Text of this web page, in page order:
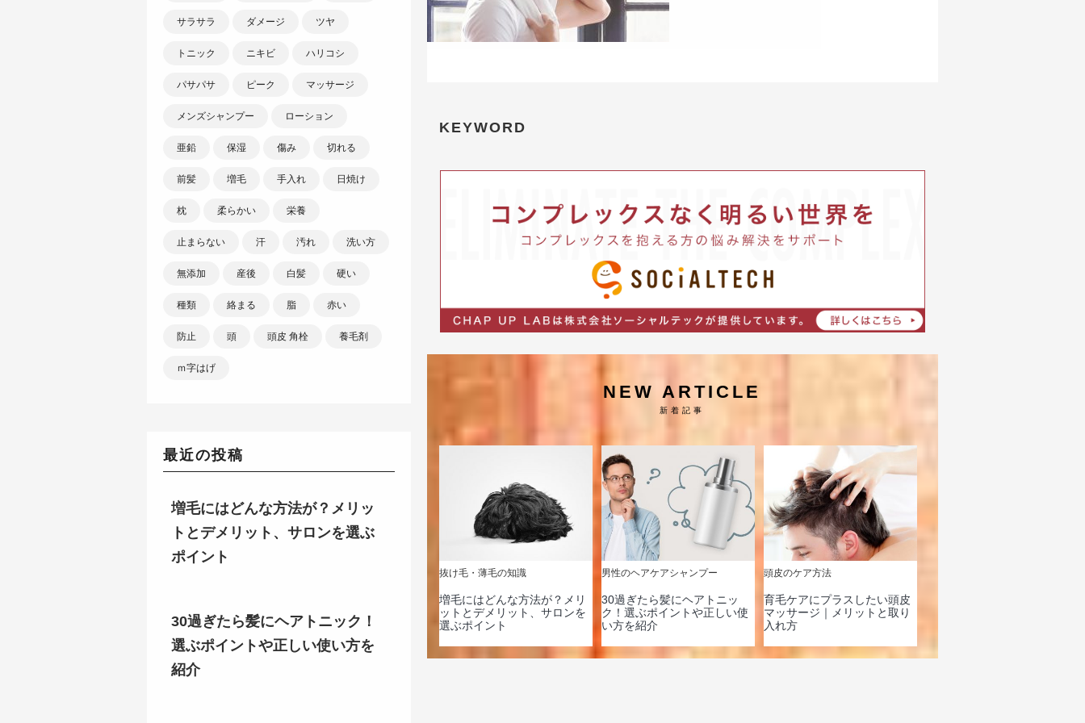
KEYWORD
NEW ARTICLE
新着記事
抜け毛・薄毛の知識
増毛にはどんな方法が？メリ
ットとデメリット、サロンを
選ぶポイント
男性のヘアケアシャンプー
30過ぎたら髪にヘアトニッ
ク！選ぶポイントや正しい使
い方を紹介
頭皮のケア方法
育毛ケアにプラスしたい頭皮
マッサージ｜メリットと取り
入れ方
サラサラ ダメージ ツヤ
トニック ニキビ ハリコシ
パサパサ ピーク マッサージ
メンズシャンプー ローション
亜鉛 保湿 傷み 切れる
前髪 増毛 手入れ 日焼け
枕 柔らかい 栄養
止まらない 汗 汚れ 洗い方
無添加 産後 白髪 硬い
種類 絡まる 脂 赤い
防止 頭 頭皮 角栓 養毛剤
ｍ字はげ
最近の投稿
増毛にはどんな方法が？メリッ
トとデメリット、サロンを選ぶ
ポイント
30過ぎたら髪にヘアトニック！
選ぶポイントや正しい使い方を
紹介